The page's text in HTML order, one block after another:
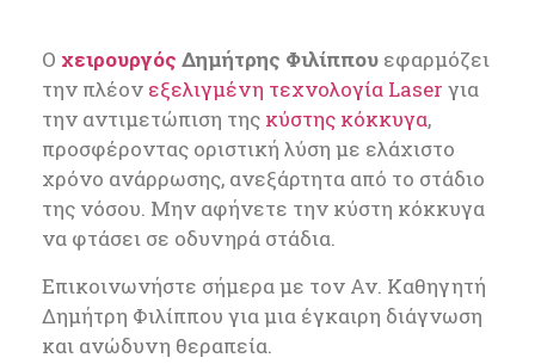
Ο χειρουργός Δημήτρης Φιλίππου εφαρμόζει
την πλέον εξελιγμένη τεχνολογία Laser για
την αντιμετώπιση της κύστης κόκκυγα,
προσφέροντας οριστική λύση με ελάχιστο
χρόνο ανάρρωσης, ανεξάρτητα από το στάδιο
της νόσου. Μην αφήνετε την κύστη κόκκυγα
να φτάσει σε οδυνηρά στάδια.
Επικοινωνήστε σήμερα με τον Αν. Καθηγητή
Δημήτρη Φιλίππου για μια έγκαιρη διάγνωση
και ανώδυνη θεραπεία.